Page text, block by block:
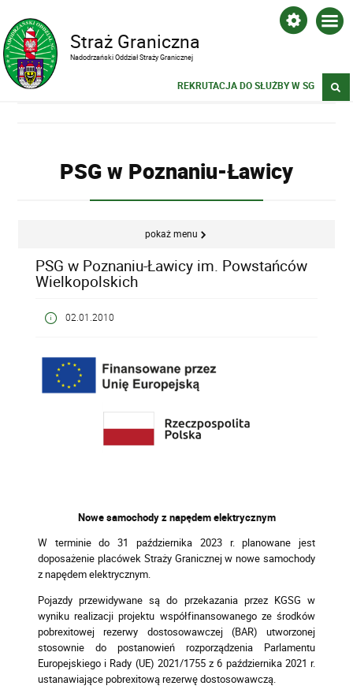
Straż Graniczna
Nadodrzański Oddział Straży Granicznej
REKRUTACJA DO SŁUŻBY W SG
PSG w Poznaniu-Ławicy
pokaż menu
PSG w Poznaniu-Ławicy im. Powstańców
Wielkopolskich
02.01.2010
Nowe samochody z napędem elektrycznym
W terminie do 31 października 2023 r. planowane jest
doposażenie placówek Straży Granicznej w nowe samochody
z napędem elektrycznym.
Pojazdy przewidywane są do przekazania przez KGSG w
wyniku realizacji projektu współfinansowanego ze środków
pobrexitowej rezerwy dostosowawczej (BAR) utworzonej
stosownie do postanowień rozporządzenia Parlamentu
Europejskiego i Rady (UE) 2021/1755 z 6 października 2021 r.
ustanawiające pobrexitową rezerwę dostosowawczą.